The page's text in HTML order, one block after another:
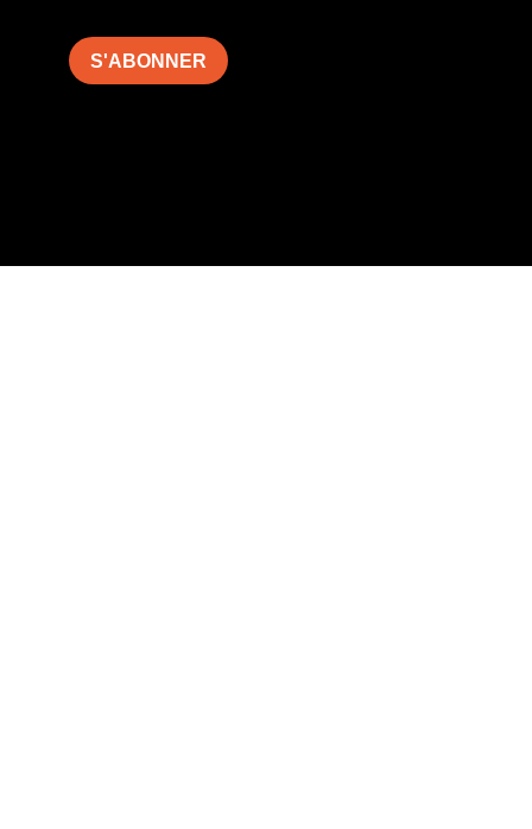
S'ABONNER